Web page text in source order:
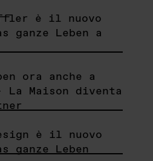
è il nuovo
ganze Leben a
ora anche a
La Maison diventa
è il nuovo
ganze Leben